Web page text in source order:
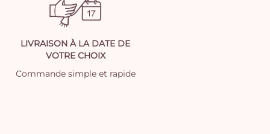
LIVRAISON À LA DATE DE
VOTRE CHOIX
Commande simple et rapide